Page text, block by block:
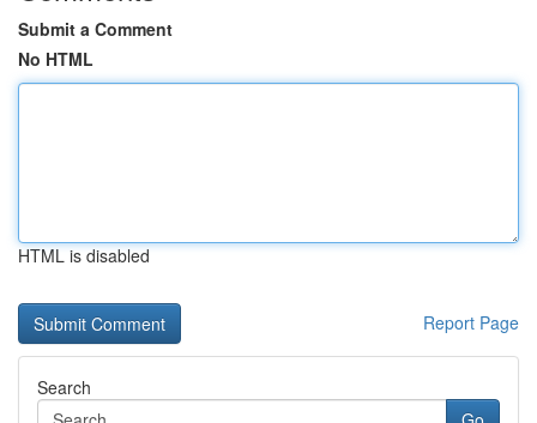
Submit a Comment
No HTML
HTML is disabled
Report Page
Search